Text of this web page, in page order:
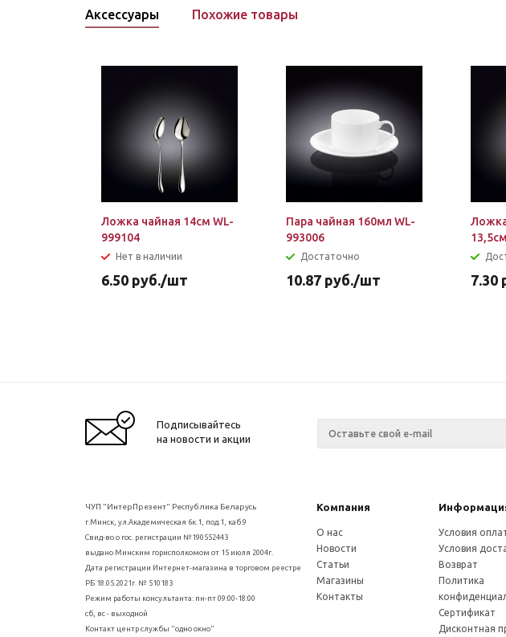
Аксессуары Похожие товары
Ложка чайная 14см WL-
999104
Нет в наличии
6.50 руб./шт
Пара чайная 160мл WL-
993006
Достаточно
10.87 руб./шт 7.30
Подписывайтесь
на новости и акции
ЧУП "ИнтерПрезент" Республика Беларусь
г.Минск, ул.Академическая 6к.1, под.1, каб.9
Свид-во о гос. регистрации №190552443
выдано Минским горисполкомом от 15 июля 2004г.
Дата регистрации Интернет-магазина в торговом реестре
РБ 18.05.2021г. № 510183
Режим работы консультанта: пн-пт 09:00-18:00
сб, вс - выходной
Контакт центр службы "одно окно"
Компания
О нас
Новости
Статьи
Магазины
Контакты
Условия
Условия
Возврат
Политика
Сертификат
Дисконтная